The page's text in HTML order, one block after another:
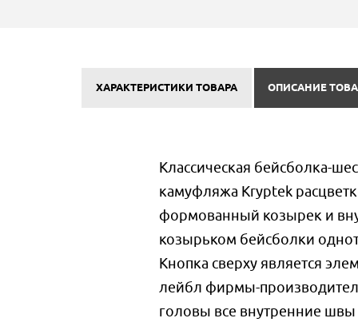
ХАРАКТЕРИСТИКИ ТОВАРА ОПИСАНИЕ
Классическая бейсболка-
камуфляжа Kryptek
формованный козырек и
козырьком бейсболки
Кнопка сверху является
лейбл фирмы-
головы все внутренние